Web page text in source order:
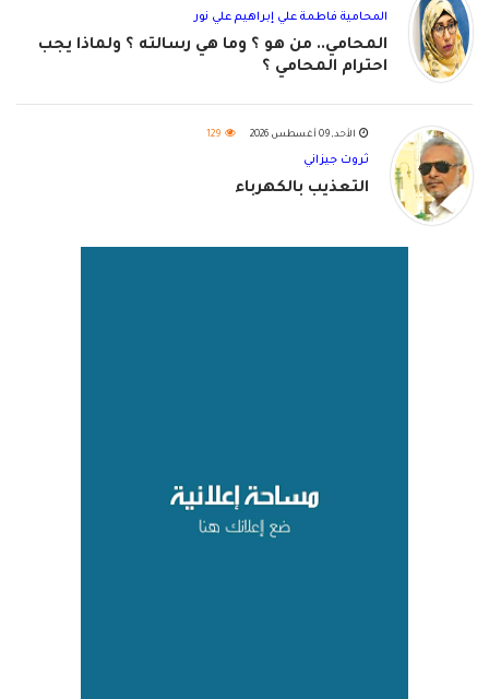
المحامية فاطمة علي إبراهيم علي نور
المحامي.. من هو ؟ وما هي رسالته ؟ ولماذا يجب
احترام المحامي ؟
الأحد, 09 أغسطس 2026 129
ثروت جيزاني
التعذيب بالكهرباء